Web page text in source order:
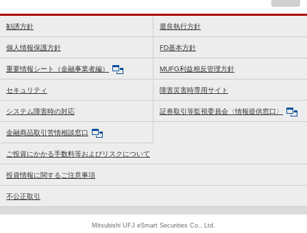
勧誘方針 最良執行方針
個人情報保護方針 FD基本方針
重要情報シート（金融事業者編） MUFG利益相反管理方針
セキュリティ 障害災害時専用サイト
システム障害時の対応 証券取引等監視委員会〈情報提供窓口〉
金融商品取引苦情相談窓口
ご投資にかかる手数料等およびリスクについて
投資情報に関するご注意事項
不公正取引
Mitsubishi UFJ eSmart Securities Co., Ltd.